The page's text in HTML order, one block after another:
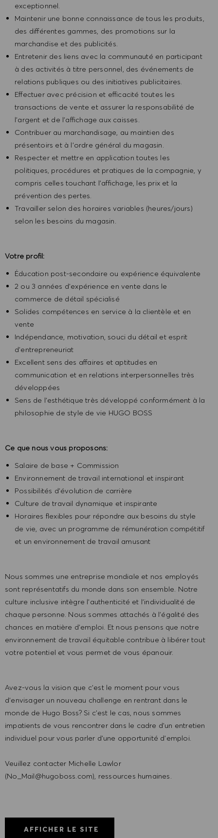
exceptionnel.
Maintenir une bonne connaissance de tous les produits,
des différentes gammes, des promotions sur la
marchandise et des publicités.
Entretenir des liens avec la communauté en participant
à des activités à titre personnel, des événements de
relations publiques ou des initiatives publicitaires.
Effectuer avec précision et efficacité toutes les
transactions de vente et assurer la responsabilité de
l’argent et de l’affichage aux caisses.
Contribuer au marchandisage, au maintien des
présentoirs et à l’ordre général du magasin.
Respecter et mettre en application toutes les
politiques, procédures et pratiques de la compagnie, y
compris celles touchant l’affichage, les prix et la
prévention des pertes.
Travailler selon des horaires variables (heures/jours)
selon les besoins du magasin.
Votre profil:
Éducation post-secondaire ou expérience équivalente
2 ou 3 années d’expérience en vente dans le
commerce de détail spécialisé
Solides compétences en service à la clientèle et en
vente
Indépendance, motivation, souci du détail et esprit
d’entrepreneuriat
Excellent sens des affaires et aptitudes en
communication et en relations interpersonnelles très
développées
Sens de l’esthétique très développé conformément à la
philosophie de style de vie HUGO BOSS
Ce que nous vous proposons:
Salaire de base + Commission
Environnement de travail international et inspirant
Possibilités d'évolution de carrière
Culture de travail dynamique et inspirante
Horaires flexibles pour répondre aux besoins du style
de vie, avec un programme de rémunération compétitif
et un environnement de travail amusant
Nous sommes une entreprise mondiale et nos employés
sont représentatifs du monde dans son ensemble. Notre
culture inclusive intègre l'authenticité et l'individualité de
chaque personne. Nous sommes attachés à l'égalité des
chances en matière d'emploi. Et nous pensons que notre
environnement de travail équitable contribue à libérer tout
votre potentiel et vous permet de vous épanouir.
Avez-vous la vision que c'est le moment pour vous
d'envisager un nouveau challenge en rentrant dans le
monde de Hugo Boss? Si c'est le cas, nous sommes
impatients de vous rencontrer dans le cadre d'un entretien
individuel pour vous parler d'une opportunité d'emploi.
Veuillez contacter Michelle Lawlor
(No_Mail@hugoboss.com), ressources humaines.
AFFICHER LE SITE